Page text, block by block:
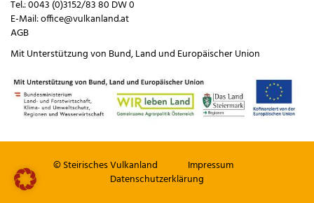
Tel.:0043 (0)3152/83 80 DW 0
E-Mail:office@vulkanland.at
AGB
Mit Unterstützung von Bund,Land und Europäischer Union
© Steirisches Vulkanland
Impressum
Datenschutzerklärung